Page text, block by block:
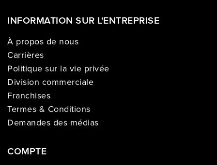
INFORMATION SUR L'ENTREPRISE
À propos de nous
Carrières
Politique sur la vie privée
Division commerciale
Franchises
Termes & Conditions
Demandes des médias
COMPTE